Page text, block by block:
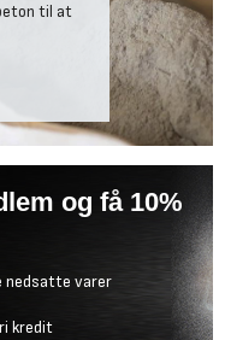
til at
og få 10%
nedsatte varer
kredit